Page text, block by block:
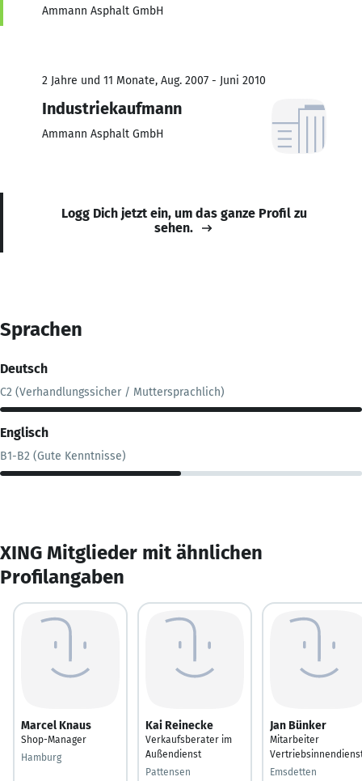
Ammann Asphalt GmbH
2 Jahre und 11 Monate, Aug. 2007 - Juni 2010
Industriekaufmann
Ammann Asphalt GmbH
Logg Dich jetzt ein, um das ganze Profil zu
sehen.
Sprachen
Deutsch
C2 (Verhandlungssicher / Muttersprachlich)
Englisch
B1-B2 (Gute Kenntnisse)
XING Mitglieder mit ähnlichen
Profilangaben
Marcel Knaus
Shop-Manager
Hamburg
Kai Reinecke
Verkaufsberater im
Außendienst
Pattensen
Jan Bünker
Mitarbeiter
Emsdetten